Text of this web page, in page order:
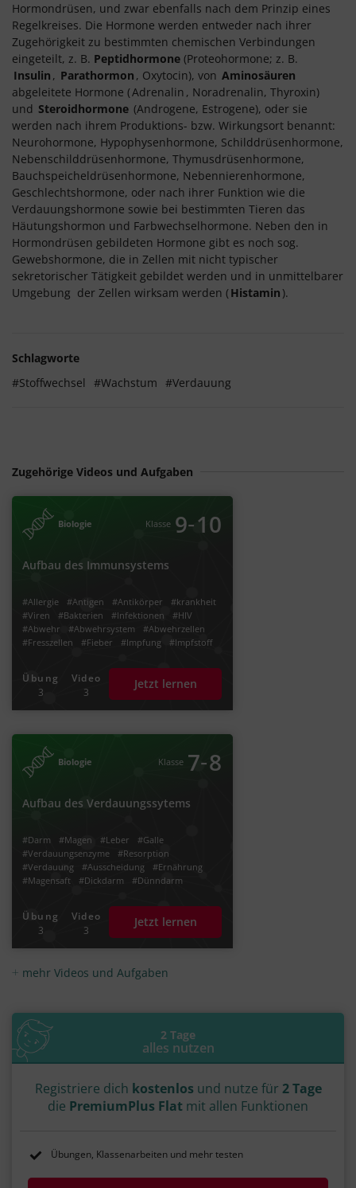
Hormondrüsen, und zwar ebenfalls nach dem Prinzip eines
Regelkreises. Die Hormone werden entweder nach ihrer
Zugehörigkeit zu bestimmten chemischen Verbindungen
eingeteilt, z. B. Peptidhormone (Proteohormone; z. B.
Insulin , Parathormon , Oxytocin), von Aminosäuren
abgeleitete Hormone (Adrenalin , Noradrenalin, Thyroxin)
und Steroidhormone (Androgene, Estrogene), oder sie
werden nach ihrem Produktions- bzw. Wirkungsort benannt:
Neurohormone, Hypophysenhormone, Schilddrüsenhormone,
Nebenschilddrüsenhormone, Thymusdrüsenhormone,
Bauchspeicheldrüsenhormone, Nebennierenhormone,
Geschlechtshormone, oder nach ihrer Funktion wie die
Verdauungshormone sowie bei bestimmten Tieren das
Häutungshormon und Farbwechselhormone. Neben den in
Hormondrüsen gebildeten Hormone gibt es noch sog.
Gewebshormone, die in Zellen mit nicht typischer
sekretorischer Tätigkeit gebildet werden und in unmittelbarer
Umgebung der Zellen wirksam werden (Histamin ).
Schlagworte
#Stoffwechsel
#Wachstum #Verdauung
Zugehörige Videos und Aufgaben
Biologie Klasse 9‐10
Aufbau des Immunsystems
#Allergie #Antigen #Antikörper
#krankheit
#Viren
#Bakterien #Infektionen
#HIV
#Abwehr
#Abwehrsystem
#Abwehrzellen
#Fresszellen
#Fieber #Impfung #Impfstoff
Übung
3
Video
3
Jetzt lernen
Biologie Klasse 7‐8
Aufbau des Verdauungssytems
#Darm #Magen #Leber
#Galle
#Verdauungsenzyme
#Resorption
#Verdauung
#Ausscheidung
#Ernährung
#Magensaft
#Dickdarm
#Dünndarm
#Kohlenhydrate
#Blut
#Verdauungsprozess
#Zersetzung
#Magensäure
#Aminosäuren
#Verdauungssaft
#Nahrung
#Nährstoffe
#Zwölffingerdarm
#Gallenflüssigkeit
Übung
3
Video
3
Jetzt lernen
mehr Videos und Aufgaben
2 Tage
alles nutzen
Registriere dich kostenlos und nutze für 2 Tage
die PremiumPlus Flat mit allen Funktionen
Übungen, Klassenarbeiten und mehr testen